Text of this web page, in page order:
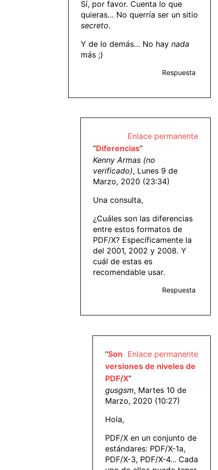
Sí, por favor. Cuenta lo que
quieras… No querría ser un sitio
secreto.
Y de lo demás… No hay nada
más ;)
Respuesta
Enlace permanente
“Diferencias”
Kenny Armas (no
verificado), Lunes 9 de
Marzo, 2020 (23:34)
Una consulta,
¿Cuáles son las diferencias
entre estos formatos de
PDF/X? Específicamente la
del 2001, 2002 y 2008. Y
cuál de estas es
recomendable usar.
Respuesta
Enlace permanente
“Son
versiones de niveles de
PDF/X”
gusgsm, Martes 10 de
Marzo, 2020 (10:27)
Hola,
PDF/X en un conjunto de
estándares: PDF/X-1a,
PDF/X-3, PDF/X-4... Cada